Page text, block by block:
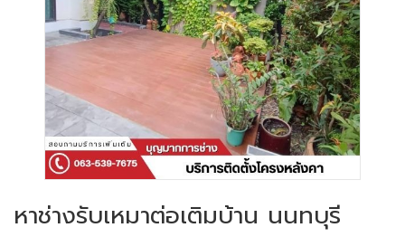
หาช่างรับเหมาต่อเติมบ้าน นนทบุรี